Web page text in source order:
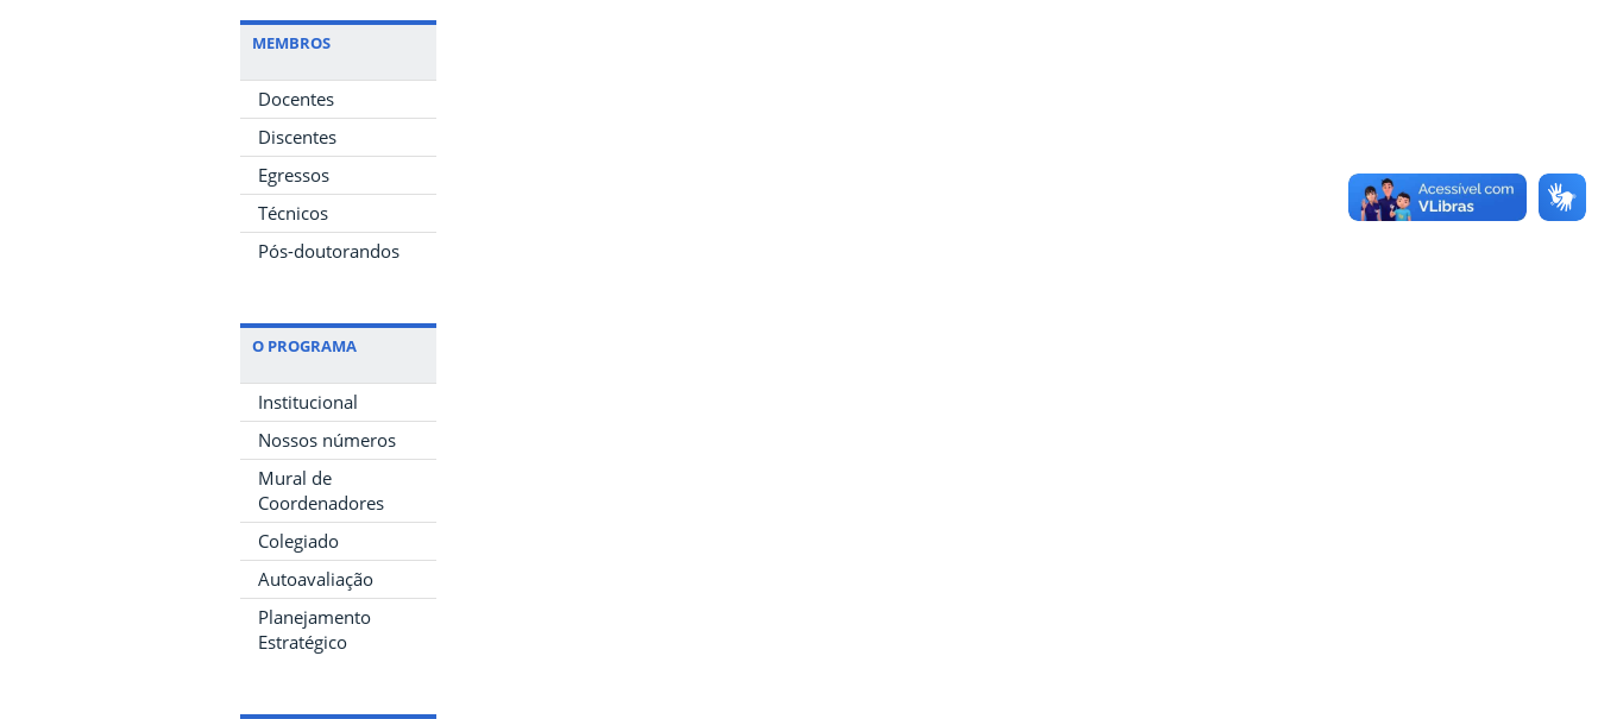
MEMBROS
Docentes
Discentes
Egressos
Técnicos
Pós-doutorandos
O PROGRAMA
Institucional
Nossos números
Mural de
Coordenadores
Colegiado
Autoavaliação
Planejamento
Estratégico